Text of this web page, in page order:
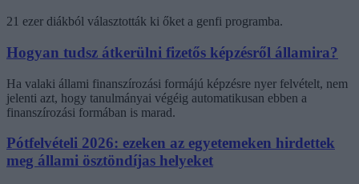
21 ezer diákból választották ki őket a genfi programba.
Hogyan tudsz átkerülni fizetős képzésről államira?
Ha valaki állami finanszírozási formájú képzésre nyer felvételt, nem
jelenti azt, hogy tanulmányai végéig automatikusan ebben a
finanszírozási formában is marad.
Pótfelvételi 2026: ezeken az egyetemeken hirdettek
meg állami ösztöndíjas helyeket